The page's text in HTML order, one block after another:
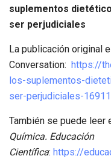
suplementos
ser perjudiciales
La publicación original
Conversation: https://
los-suplementos-
ser-perjudiciales-
También se puede leer
Química. Educación
Científica: https://